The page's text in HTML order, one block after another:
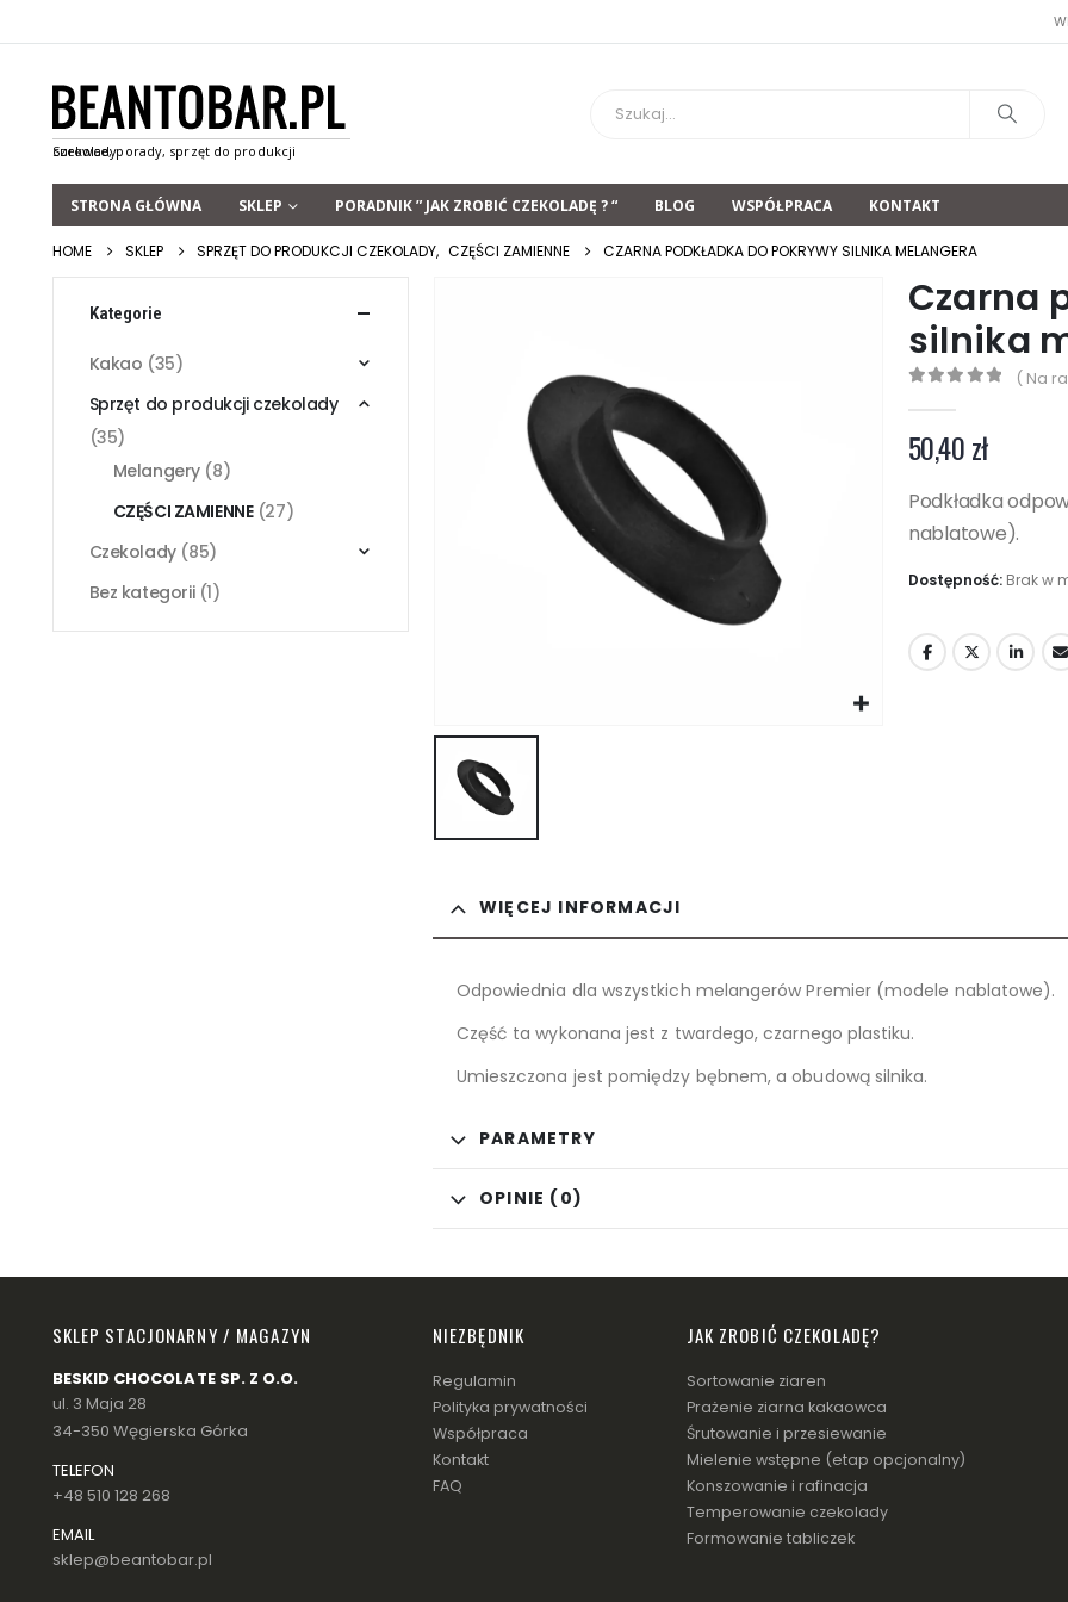
STRONA GŁÓWNA SKLEP PORADNIK ” JAK ZROBIĆ CZEKOLADĘ ? “ BLOG WSPÓŁPRACA KONTAKT
HOME SKLEP SPRZĘT DO PRODUKCJI CZEKOLADY, CZĘŚCI ZAMIENNE CZARNA PODKŁADKA DO POKRYWY SILNIKA MELANGERA
Czarna
silnika
( Na
50,40zł
Podkładka
nablatowe).
Dostępność: Brak w
WIĘCEJ INFORMACJI
Odpowiednia dla wszystkich melangerów Premier (modele nablatowe).
Część ta wykonana jest z twardego, czarnego plastiku.
Umieszczona jest pomiędzy bębnem, a obudową silnika.
PARAMETRY
OPINIE (0)
Kategorie
Kakao (35)
Sprzęt do produkcji czekolady
(35)
Melangery (8)
CZĘŚCI ZAMIENNE (27)
Czekolady (85)
Bez kategorii (1)
SKLEP STACJONARNY / MAGAZYN
BESKID CHOCOLATE SP. Z O.O.
ul. 3 Maja 28
34-350 Węgierska Górka
TELEFON
+48 510 128 268
EMAIL
sklep@beantobar.pl
NIEZBĘDNIK
Regulamin
Polityka prywatności
Współpraca
Kontakt
FAQ
JAK ZROBIĆ CZEKOLADĘ?
Sortowanie ziaren
Prażenie ziarna kakaowca
Śrutowanie i przesiewanie
Mielenie wstępne (etap opcjonalny)
Konszowanie i rafinacja
Temperowanie czekolady
Formowanie tabliczek